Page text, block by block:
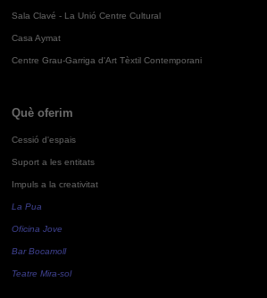
Sala Clavé - La Unió Centre Cultural
Casa Aymat
Centre Grau-Garriga d'Art Tèxtil Contemporani
Què oferim
Cessió d'espais
Suport a les entitats
Impuls a la creativitat
La Pua
Oficina Jove
Bar Bocamoll
Teatre Mira-sol